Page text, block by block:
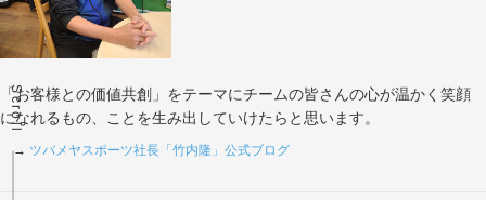
Scroll
「お客様との価値共創」をテーマにチームの皆さんの心が温かく笑顔
になれるもの、ことを生み出していけたらと思います。
→ ツバメヤスポーツ社長「竹内隆」公式ブログ